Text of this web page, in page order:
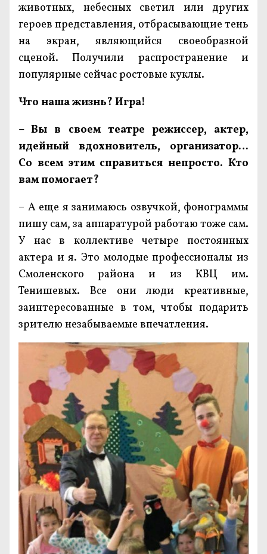
животных, небесных светил или других
героев представления, отбрасывающие тень
на экран, являющийся своеобразной
сценой. Получили распространение и
популярные сейчас ростовые куклы.
Что наша жизнь? Игра!
– Вы в своем театре режиссер, актер,
идейный вдохновитель, организатор…
Со всем этим справиться непросто. Кто
вам помогает?
– А еще я занимаюсь озвучкой, фонограммы
пишу сам, за аппаратурой работаю тоже сам.
У нас в коллективе четыре постоянных
актера и я. Это молодые профессионалы из
Смоленского района и из КВЦ им.
Тенишевых. Все они люди креативные,
заинтересованные в том, чтобы подарить
зрителю незабываемые впечатления.